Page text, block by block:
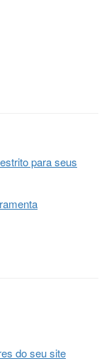
para seus
do seu site